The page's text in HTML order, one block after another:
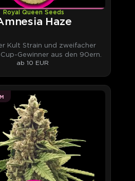
Royal Queen Seeds
Haze
Kult Strain und zweifacher
Gewinner aus den 90ern.
ab 10 EUR